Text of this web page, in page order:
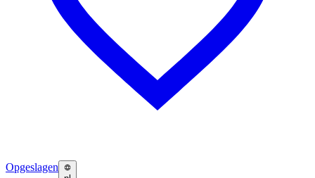
Opgeslagen